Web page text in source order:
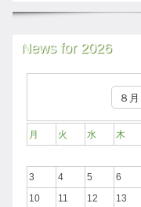
News for 2026
月 火 水 木
3
4 5 6
10
11 12 13